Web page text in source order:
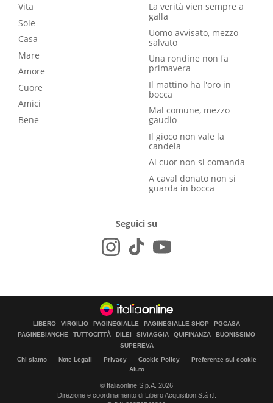
Vita
Sole
Casa
Mare
Amore
Cuore
Amici
Bene
La verità vien sempre a
galla
Uomo avvisato, mezzo
salvato
Una rondine non fa
primavera
Il mattino ha l'oro in
bocca
Mal comune, mezzo
gaudio
Il gioco non vale la
candela
Al cuor non si comanda
A caval donato non si
guarda in bocca
Seguici su
LIBERO VIRGILIO PAGINEGIALLE PAGINEGIALLE SHOP
PGCASA
PAGINEBIANCHE
TUTTOCITTÀ DILEI SIVIAGGIA QUIFINANZA
BUONISSIMO
SUPEREVA
Chi siamo Note Legali Privacy Cookie Policy
Preferenze sui cookie
Aiuto
© Italiaonline S.p.A. 2026
Direzione e coordinamento di Libero Acquisition S.á r.l.